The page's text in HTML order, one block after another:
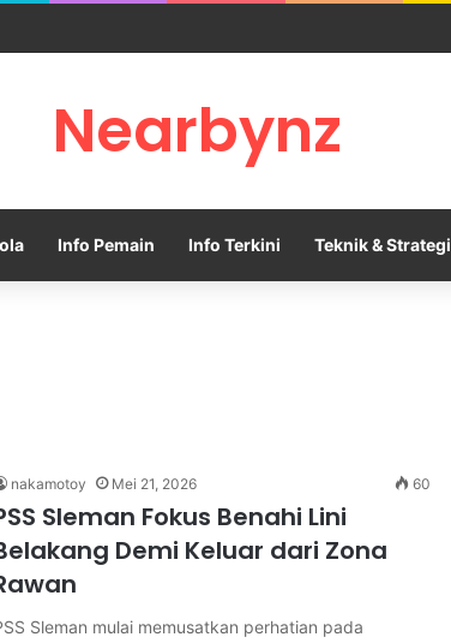
Saat Barcelona Mengusik Rencana Real Madrid
Nearbynz
Info Pemain Info Terkini Teknik & Strategi
nakamotoy Mei 21, 2026 60
Sleman Fokus Benahi Lini
Demi Keluar dari Zona
Sleman mulai memusatkan perhatian pada